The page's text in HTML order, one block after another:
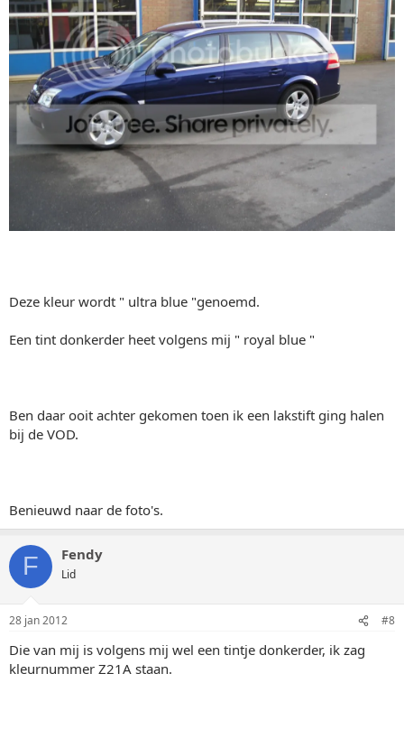
Deze kleur wordt " ultra blue "genoemd.
Een tint donkerder heet volgens mij " royal blue "
Ben daar ooit achter gekomen toen ik een lakstift ging halen
bij de VOD.
Benieuwd naar de foto's.
F Fendy
Lid
28 jan 2012 #8
Die van mij is volgens mij wel een tintje donkerder, ik zag
kleurnummer Z21A staan.